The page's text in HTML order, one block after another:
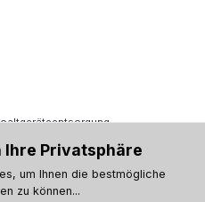
Privatsphäre
um Ihnen die bestmögliche
zu können...